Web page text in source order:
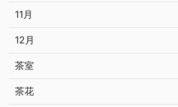
11月
12月
茶室
茶花